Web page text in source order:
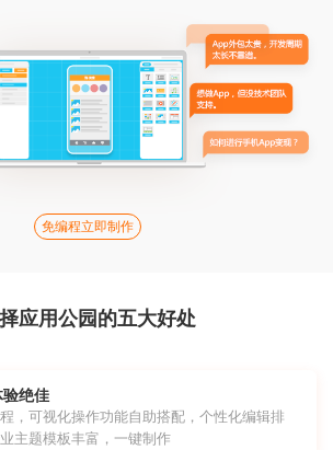
免编程立即制作
应用公园的五大好处
验绝佳
，可视化操作功能自助搭配，个性化编辑排
主题模板丰富，一键制作